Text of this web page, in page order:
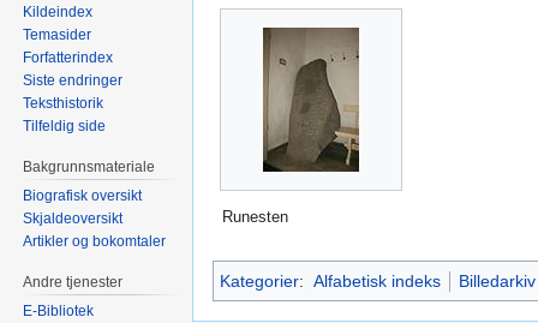
Runesten
Kategorier: Alfabetisk indeks Billedarkiv
Kildeindex
Temasider
Forfatterindex
Siste endringer
Teksthistorik
Tilfeldig side
Bakgrunnsmateriale
Biografisk oversikt
Skjaldeoversikt
Artikler og bokomtaler
Andre tjenester
E-Bibliotek